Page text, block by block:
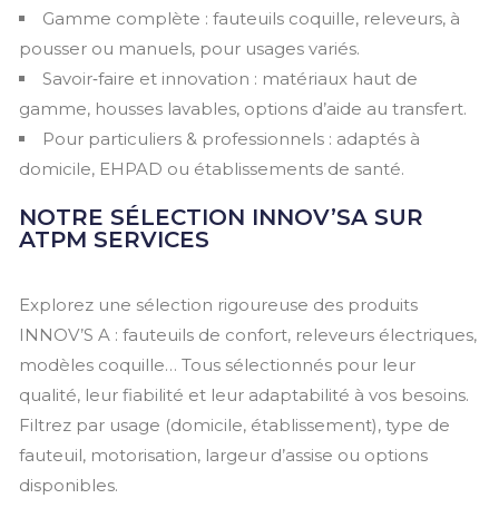
Gamme complète : fauteuils coquille, releveurs, à
pousser ou manuels, pour usages variés.
Savoir‑faire et innovation : matériaux haut de
gamme, housses lavables, options d’aide au transfert.
Pour particuliers & professionnels : adaptés à
domicile, EHPAD ou établissements de santé.
NOTRE SÉLECTION INNOV’SA SUR
ATPM SERVICES
Explorez une sélection rigoureuse des produits
INNOV’S A : fauteuils de confort, releveurs électriques,
modèles coquille… Tous sélectionnés pour leur
qualité, leur fiabilité et leur adaptabilité à vos besoins.
Filtrez par usage (domicile, établissement), type de
fauteuil, motorisation, largeur d’assise ou options
disponibles.